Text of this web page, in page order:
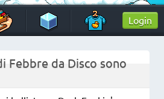
HabboTravelLogin
Febbre da Disco sono